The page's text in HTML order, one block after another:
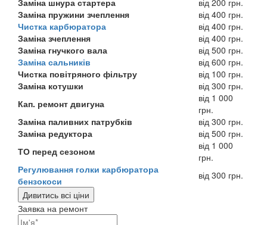
Заміна пружини зчеплення
від 400 грн.
Чистка карбюратора
від 400 грн.
Заміна зчеплення
від 400 грн.
Заміна гнучкого вала
від 500 грн.
Заміна сальників
від 600 грн.
Чистка повітряного фільтру
від 100 грн.
Заміна котушки
від 300 грн.
Кап. ремонт двигуна
від 1 000
грн.
Заміна паливних патрубків
від 300 грн.
Заміна редуктора
від 500 грн.
ТО перед сезоном
від 1 000
грн.
Регулювання голки карбюратора
бензокоси
від 300 грн.
Дивитись всі ціни
Заявка на ремонт